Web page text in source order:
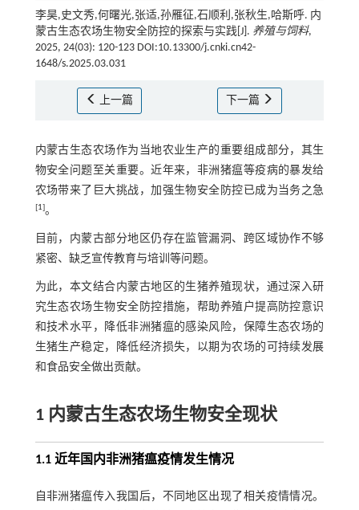
李昊,史文秀,何曙光,张适,孙雁征,石顺利,张秋生,哈斯呼. 内
蒙古生态农场生物安全防控的探索与实践[J]. 养殖与饲料,
2025, 24(03): 120-123 DOI:10.13300/j.cnki.cn42-
1648/s.2025.03.031
上一篇 下一篇
内蒙古生态农场作为当地农业生产的重要组成部分，其生
物安全问题至关重要。近年来，非洲猪瘟等疫病的暴发给
农场带来了巨大挑战，加强生物安全防控已成为当务之急
[1]。
目前，内蒙古部分地区仍存在监管漏洞、跨区域协作不够
紧密、缺乏宣传教育与培训等问题。
为此，本文结合内蒙古地区的生猪养殖现状，通过深入研
究生态农场生物安全防控措施，帮助养殖户提高防控意识
和技术水平，降低非洲猪瘟的感染风险，保障生态农场的
生猪生产稳定，降低经济损失，以期为农场的可持续发展
和食品安全做出贡献。
1 内蒙古生态农场生物安全现状
1.1 近年国内非洲猪瘟疫情发生情况
自非洲猪瘟传入我国后，不同地区出现了相关疫情情况。